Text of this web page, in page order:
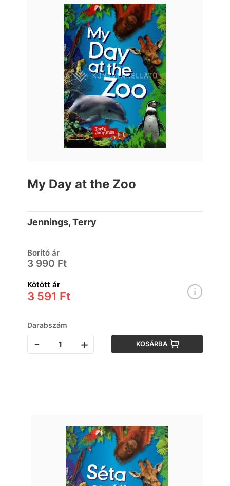
My Day at the Zoo
Jennings, Terry
Borító ár
3 990 Ft
Kötött ár
3 591 Ft
Darabszám
- + KOSÁRBA